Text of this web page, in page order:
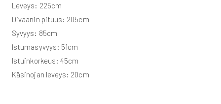
Leveys: 225cm
Divaanin pituus: 205cm
Syvyys: 85cm
Istumasyvyys: 51cm
Istuinkorkeus: 45cm
Käsinojan leveys: 20cm